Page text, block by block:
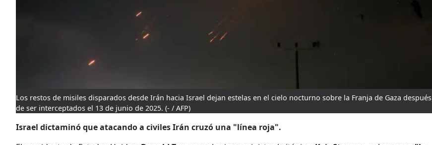
Los restos de misiles disparados desde Irán hacia Israel dejan estelas en el cielo nocturno sobre la Franja de Gaza después
de ser interceptados el 13 de junio de 2025. (- / AFP)
Israel dictaminó que atacando a civiles Irán cruzó una "línea roja".